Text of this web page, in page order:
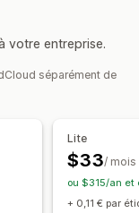
en temps réel
commandes
votre entreprise.
séparément de
Lite
$33/ mois
ou $315/an et
+ 0,11 € par